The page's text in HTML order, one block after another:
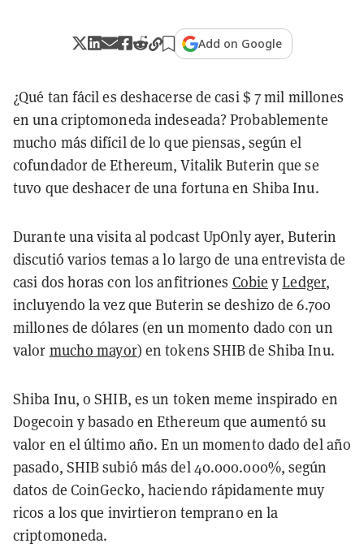
Add on Google
¿Qué tan fácil es deshacerse de casi $ 7 mil millones
en una criptomoneda indeseada? Probablemente
mucho más difícil de lo que piensas, según el
cofundador de Ethereum, Vitalik Buterin que se
tuvo que deshacer de una fortuna en Shiba Inu.
Durante una visita al podcast UpOnly ayer, Buterin
discutió varios temas a lo largo de una entrevista de
casi dos horas con los anfitriones Cobie yLedger,
incluyendo la vez que Buterin se deshizo de 6.700
millones de dólares (en un momento dado con un
valor mucho mayor) en tokens SHIB de Shiba Inu.
Shiba Inu, o SHIB, es un token meme inspirado en
Dogecoin y basado en Ethereum que aumentó su
valor en el último año. En un momento dado del año
pasado, SHIB subió más del 40.000.000%, según
datos de CoinGecko, haciendo rápidamente muy
ricos a los que invirtieron temprano en la
criptomoneda.